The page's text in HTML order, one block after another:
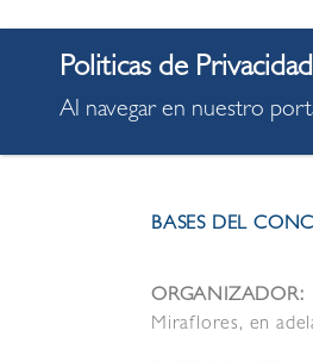
BASES DEL
ORGANIZADOR:
Miraflores, en
Al navegar en nuestro